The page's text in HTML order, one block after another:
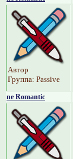
Автор
Группа: Passive
ne Romantic